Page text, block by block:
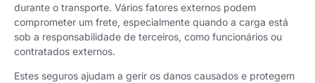
durante o transporte. Vários fatores externos podem
comprometer um frete, especialmente quando a carga está
sob a responsabilidade de terceiros, como funcionários ou
contratados externos.
Estes seguros ajudam a gerir os danos causados e protegem